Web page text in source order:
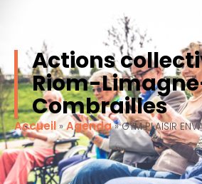
Actions
Riom-
Combrailles
Accueil»Agenda»GYM PLAISIR